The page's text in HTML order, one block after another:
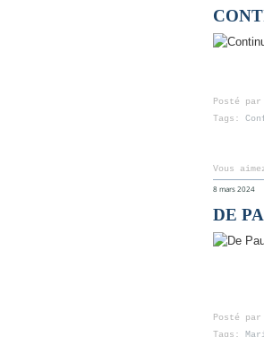
Posté
Tags:
Vous
8 mars 2024
DE
Posté
Tags: